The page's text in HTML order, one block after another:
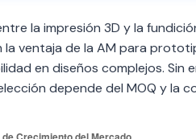
la impresión 3D y la
ventaja de la AM para
en diseños complejos. Sin
depende del MOQ y la